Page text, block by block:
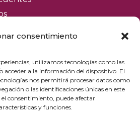
consentimiento
utilizamos tecnologías como las
acceder a la información del dispositivo. El
nos permitirá procesar datos como
o las identificaciones únicas en este
consentimiento, puede afectar
y funciones.
de compra